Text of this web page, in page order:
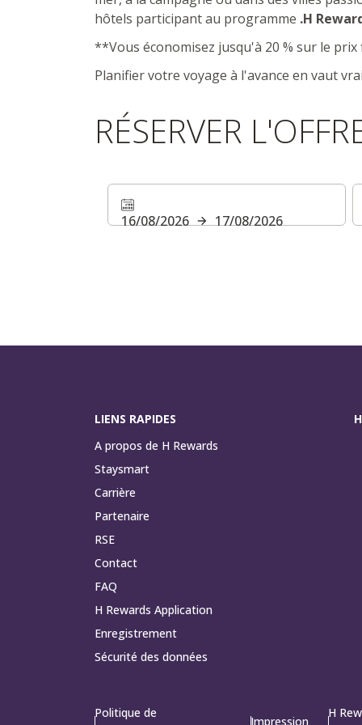
Réservation jusqu'à 3 jours avant l'arrivée
hôtels participant au programme .H
**Vous économisez jusqu'à 20 % sur le prix
Planifier votre voyage à l'avance en vaut
RÉSERVER
16/08/2026 17/08/2026
LIENS RAPIDES
A propos de H Rewards
Staysmart
Carrière
Partenaire
RSE
Contact
FAQ
H Rewards Application
Enregistrement
Sécurité des données
Politique de
Impression
H